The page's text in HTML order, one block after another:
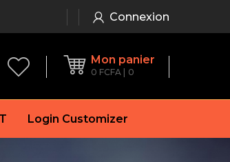
Connexion
Mon panier
0 FCFA 0
Login Customizer